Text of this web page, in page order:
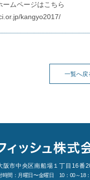
ムページはこちら
kangyo2017/
一覧へ戻
市中央区南船場１丁目16番
時間：月曜日〜金曜日 10：00～18：